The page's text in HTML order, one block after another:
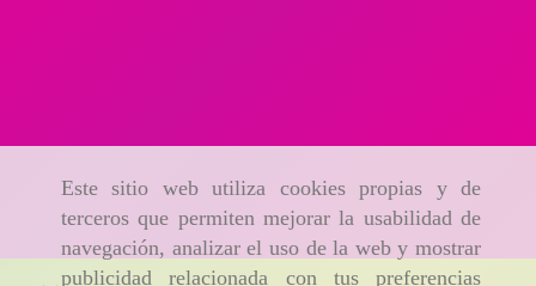
Este sitio web utiliza cookies propias y de
terceros que permiten mejorar la usabilidad de
navegación, analizar el uso de la web y mostrar
publicidad relacionada con tus preferencias